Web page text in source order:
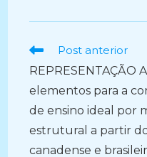
Ler
artigos
Post anterior
REPRESENTAÇÃO
elementos para a
de ensino ideal por
estrutural a partir
canadense e